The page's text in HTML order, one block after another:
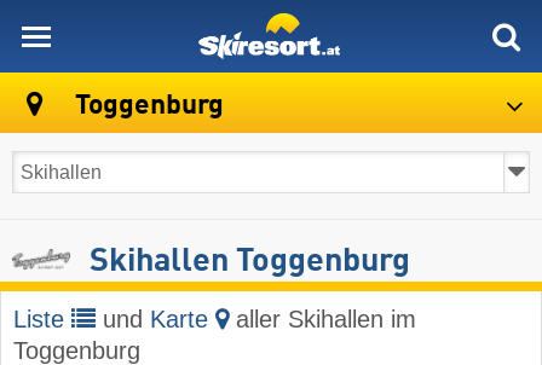
Toggenburg
Skihallen Toggenburg
Liste und Karte
aller Skihallen im
Toggenburg